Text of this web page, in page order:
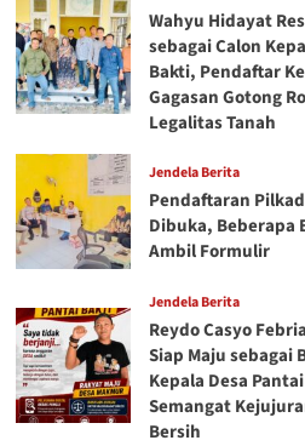
Wahyu Hidayat
sebagai Calon
Bakti, Pendaftar
Gagasan Gotong
Legalitas Tanah
Jendela Berita
Pendaftaran
Dibuka, Beberapa
Ambil Formulir
Jendela Berita
Reydo Casyo
Siap Maju sebagai
Kepala Desa
Semangat
Bersih